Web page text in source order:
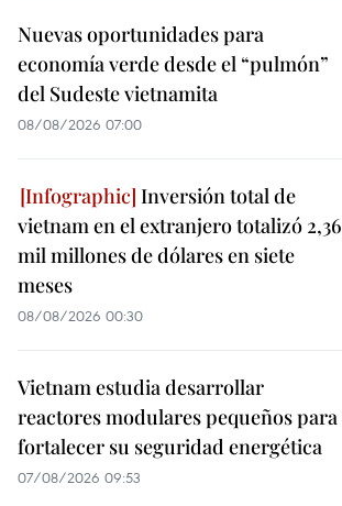
Nuevas oportunidades para
economía verde desde el “pulmón”
del Sudeste vietnamita
08/08/2026 07:00
Inversión total de
vietnam en el extranjero totalizó 2,36
mil millones de dólares en siete
meses
08/08/2026 00:30
Vietnam estudia desarrollar
reactores modulares pequeños para
fortalecer su seguridad energética
07/08/2026 09:53